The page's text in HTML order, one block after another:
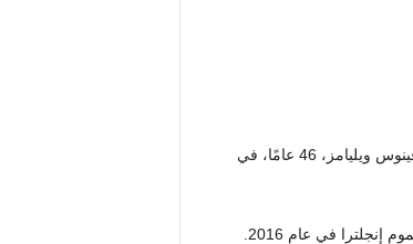
وفي يوم الخميس أو الجمعة، ستلعب ويليامز في ويمبلدون إلى جانب شقيقتها فينوس ويليامز، 46 عامًا، في